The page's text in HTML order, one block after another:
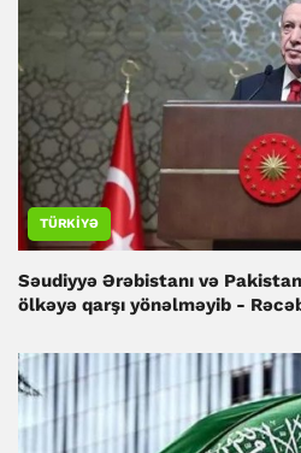
TÜRKIYƏ
Səudiyyə Ərəbistanı və
ölkəyə qarşı yönəlməyib -